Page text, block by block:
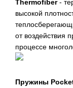
Thermofiber-
высокой
от воздействия
процессе
Пружины